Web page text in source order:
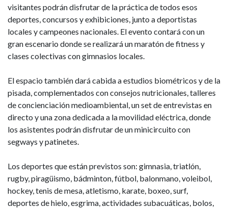
visitantes podrán disfrutar de la práctica de todos esos
deportes, concursos y exhibiciones, junto a deportistas
locales y campeones nacionales. El evento contará con un
gran escenario donde se realizará un maratón de fitness y
clases colectivas con gimnasios locales.
El espacio también dará cabida a estudios biométricos y de la
pisada, complementados con consejos nutricionales, talleres
de concienciación medioambiental, un set de entrevistas en
directo y una zona dedicada a la movilidad eléctrica, donde
los asistentes podrán disfrutar de un minicircuito con
segways y patinetes.
Los deportes que están previstos son: gimnasia, triatlón,
rugby, piragüismo, bádminton, fútbol, balonmano, voleibol,
hockey, tenis de mesa, atletismo, karate, boxeo, surf,
deportes de hielo, esgrima, actividades subacuáticas, bolos,